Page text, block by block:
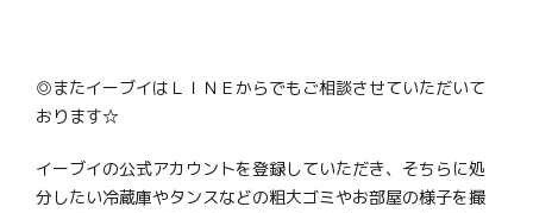
◎またイーブイはＬＩＮＥからでもご相談させていただいて
おります☆
イーブイの公式アカウントを登録していただき、そちらに処
分したい冷蔵庫やタンスなどの粗大ゴミやお部屋の様子を撮